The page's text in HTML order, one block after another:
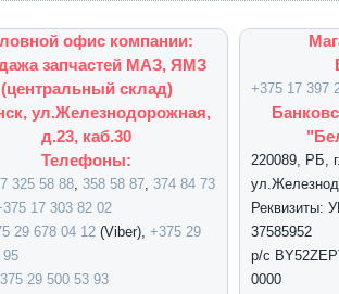
офис компании:
запчастей МАЗ, ЯМЗ
(центральный склад)
ул.Железнодорожная,
д.23, каб.30
Телефоны:
325 58 88, 358 58 87, 374 84 73
17 303 82 02
29 678 04 12 (Viber), +375 29
95
29 500 53 93
+375 17 397
220089, РБ,
Реквизиты:
37585952
р/с
0000